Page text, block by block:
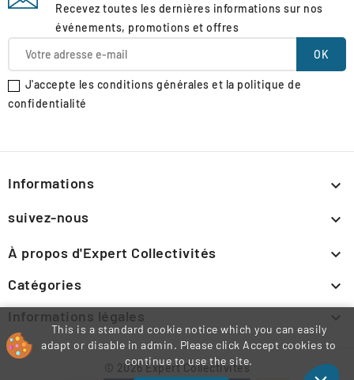
Recevez toutes les dernières informations sur nos
événements, promotions et offres
J'accepte les conditions générales et la politique de
confidentialité
Informations 
suivez-nous 
À propos d'Expert Collectivités 
Catégories 
Informations légales 
This is a standard cookie notice which you can easily
adapt or disable in admin. Please click Accept cookies to
continue to use the site.
© 2026 Expert Collectivités